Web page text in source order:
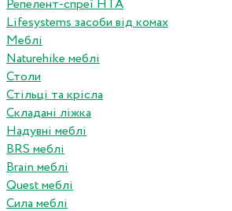
Репелент-спреї HTA
Lifesystems засоби від комах
Меблі
Naturehike меблі
Столи
Стільці та крісла
Складані ліжка
Надувні меблі
BRS меблі
Brain меблі
Quest меблі
Сила меблі